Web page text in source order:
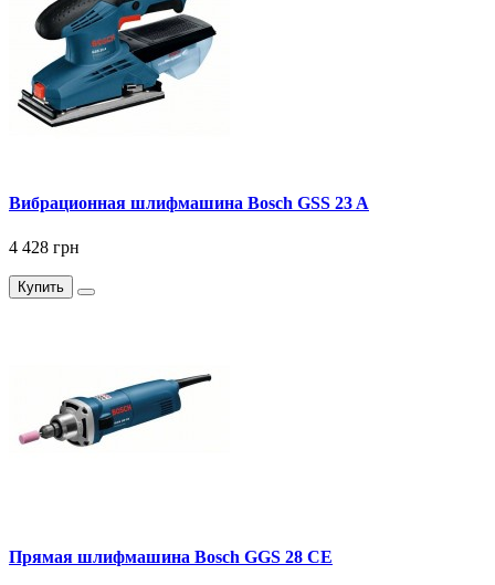
Вибрационная шлифмашина Bosch GSS 23 A
4 428 грн
Купить
Прямая шлифмашина Bosch GGS 28 CE